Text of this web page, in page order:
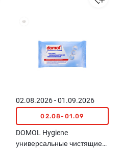
02.08.2026 - 01.09.2026
02.08-01.09
DOMOL Hygiene
универсальные чистящие